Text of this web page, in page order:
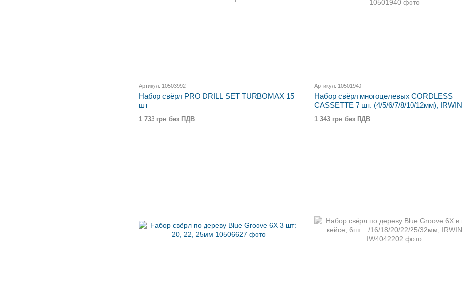
Артикул: 10503992
Набор свёрл PRO DRILL SET TURBOMAX 15
шт
1 733 грн без ПДВ
Артикул: 10501940
Набор свёрл многоцелевых CORDLESS
CASSETTE 7 шт. (4/5/6/7/8/10/12мм), IRWIN
1 343 грн без ПДВ